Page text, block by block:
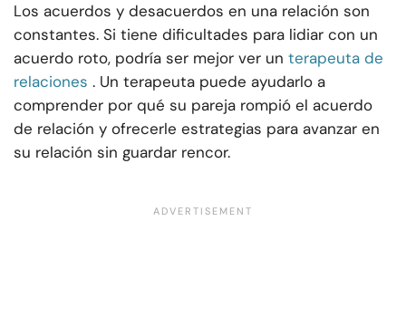
Los acuerdos y desacuerdos en una relación son
constantes. Si tiene dificultades para lidiar con un
acuerdo roto, podría ser mejor ver un terapeuta de
relaciones . Un terapeuta puede ayudarlo a
comprender por qué su pareja rompió el acuerdo
de relación y ofrecerle estrategias para avanzar en
su relación sin guardar rencor.